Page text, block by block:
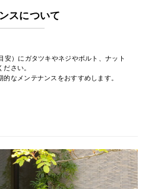
スについて
安）にガタツキやネジやボルト、ナット
さい。
なメンテナンスをおすすめします。